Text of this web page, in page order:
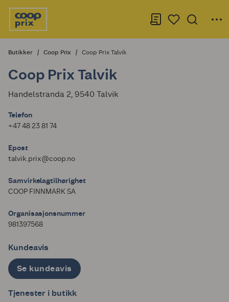
Butikker Coop Prix Coop Prix Talvik
Coop Prix Talvik
Handelstranda 2, 9540 Talvik
Telefon
+47 48 23 81 74
Epost
talvik.prix@coop.no
Samvirkelagtilhørighet
COOP FINNMARK SA
Organisasjonsnummer
981397568
Kundeavis
Se kundeavis
Tjenester i butikk